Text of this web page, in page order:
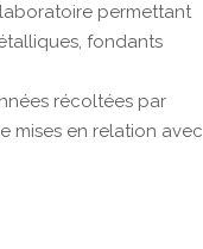
permettant
fondants
récoltées par
mises en relation avec